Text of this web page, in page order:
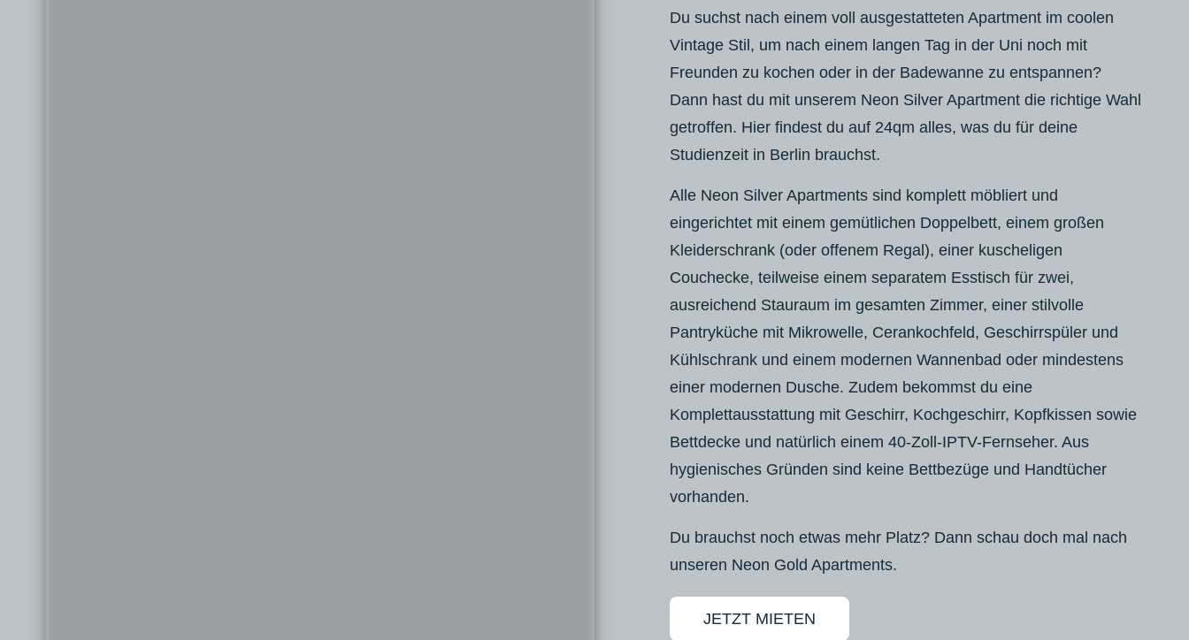
Du suchst nach einem voll ausgestatteten Apartment im coolen
Vintage Stil, um nach einem langen Tag in der Uni noch mit
Freunden zu kochen oder in der Badewanne zu entspannen?
Dann hast du mit unserem Neon Silver Apartment die richtige Wahl
getroffen. Hier findest du auf 24qm alles, was du für deine
Studienzeit in Berlin brauchst.
Alle Neon Silver Apartments sind komplett möbliert und
eingerichtet mit einem gemütlichen Doppelbett, einem großen
Kleiderschrank (oder offenem Regal), einer kuscheligen
Couchecke, teilweise einem separatem Esstisch für zwei,
ausreichend Stauraum im gesamten Zimmer, einer stilvolle
Pantryküche mit Mikrowelle, Cerankochfeld, Geschirrspüler und
Kühlschrank und einem modernen Wannenbad oder mindestens
einer modernen Dusche. Zudem bekommst du eine
Komplettausstattung mit Geschirr, Kochgeschirr, Kopfkissen sowie
Bettdecke und natürlich einem 40-Zoll-IPTV-Fernseher. Aus
hygienisches Gründen sind keine Bettbezüge und Handtücher
vorhanden.
Du brauchst noch etwas mehr Platz? Dann schau doch mal nach
unseren Neon Gold Apartments.
JETZT MIETEN